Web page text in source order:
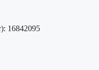
16842095